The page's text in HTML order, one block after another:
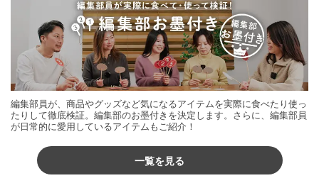
編集部員が、商品やグッズなど気になるアイテムを実際に食べたり使っ
たりして徹底検証。編集部のお墨付きを決定します。さらに、編集部員
が日常的に愛用しているアイテムもご紹介！
一覧を見る